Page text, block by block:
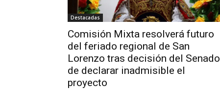
Destacadas
Comisión Mixta resolverá futuro
del feriado regional de San
Lorenzo tras decisión del Senado
de declarar inadmisible el
proyecto